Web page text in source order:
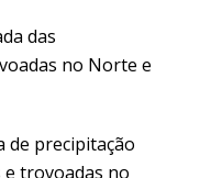
das
no Norte e
de precipitação
trovoadas no